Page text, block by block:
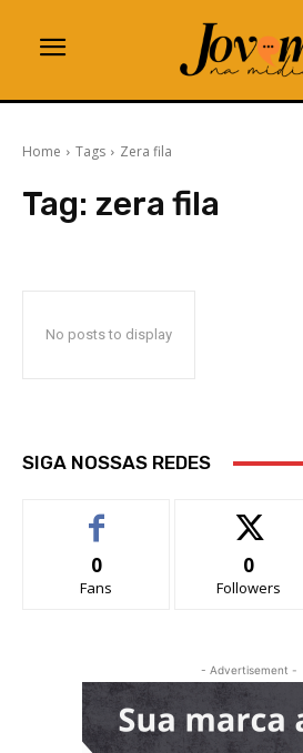
Home Tags Zera fila
Tag: zera fila
No posts to display
SIGA NOSSAS REDES
0
Fans
0
Followers
- Advertisement -